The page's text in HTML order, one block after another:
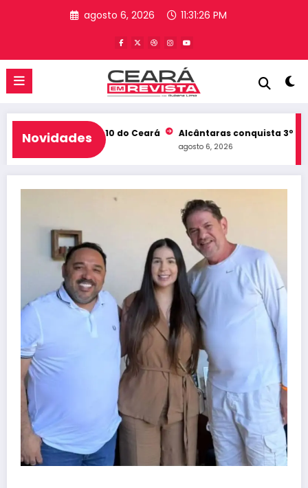
agosto 6, 2026 11:31:27 PM
Novidades
e entra no Top 10 do Ceará Alcântaras conquista 3º lugar
agosto 6, 2026